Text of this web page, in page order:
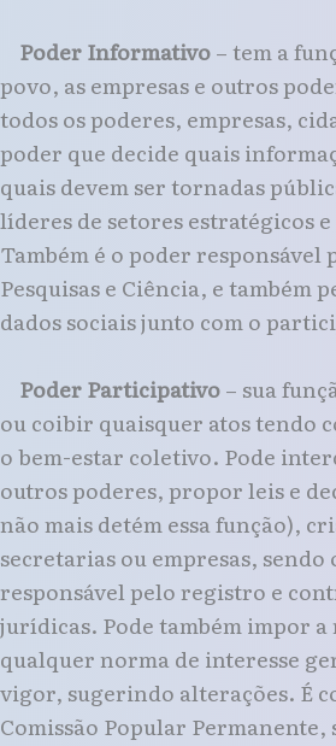
Poder Informativo– tem a
povo, as empresas e outros
todos os poderes, empresas,
poder que decide quais
quais devem ser tornadas
líderes de setores estratégicos
Também é o poder responsável
Pesquisas e Ciência, e também
dados sociais junto com o
Poder Participativo– sua
ou coibir quaisquer atos tendo
o bem-estar coletivo. Pode
outros poderes, propor leis e
não mais detém essa função),
secretarias ou empresas, sendo
responsável pelo registro e
jurídicas. Pode também impor a
qualquer norma de interesse
vigor, sugerindo alterações. É
Comissão Popular Permanente,